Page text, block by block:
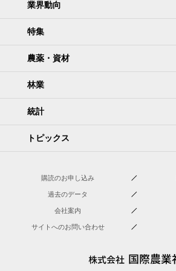
業界動向
特集
農薬・資材
林業
統計
トピックス
購読のお申し込み
過去のデータ
会社案内
サイトへのお問い合わせ